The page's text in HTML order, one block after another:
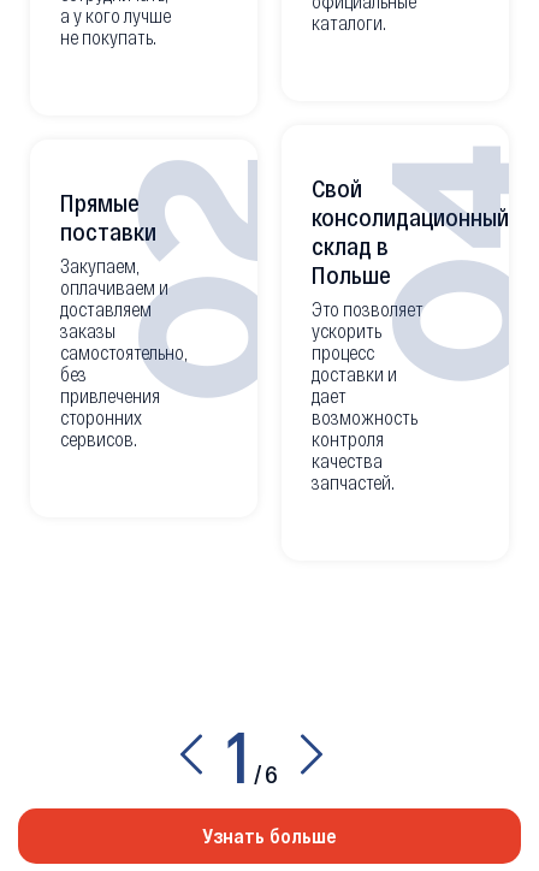
а у кого лучше
не покупать.
02
Прямые
поставки
Закупаем,
оплачиваем и
доставляем
заказы
самостоятельно,
без
привлечения
сторонних
сервисов.
каталоги.
Свой
консолидационный
склад в
Польше
Это позволяет
ускорить
процесс
доставки и
дает
возможность
контроля
качества
запчастей.
1 /6
Узнать больше